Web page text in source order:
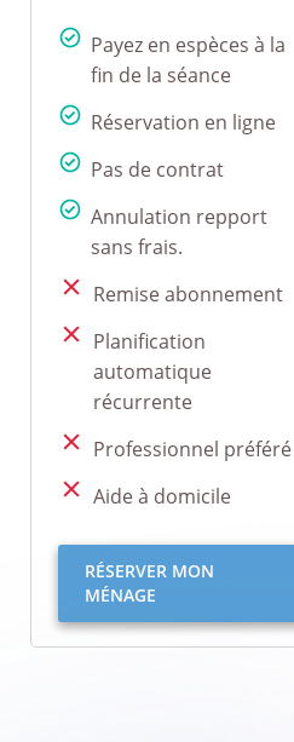
Payez en espèces à la
fin de la séance
Réservation en ligne
Pas de contrat
Annulation repport
sans frais.
Remise abonnement
Planification
automatique
récurrente
Professionnel préféré
Aide à domicile
RÉSERVER MON
MÉNAGE